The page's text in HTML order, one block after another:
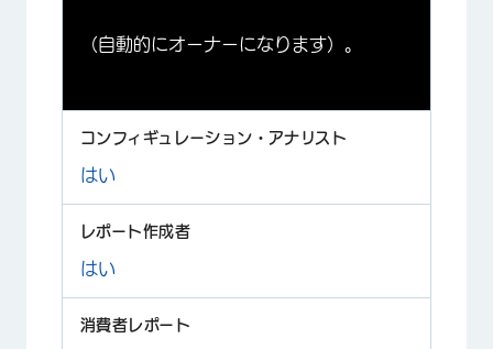
（自動的にオーナーになります）。
はい
はい